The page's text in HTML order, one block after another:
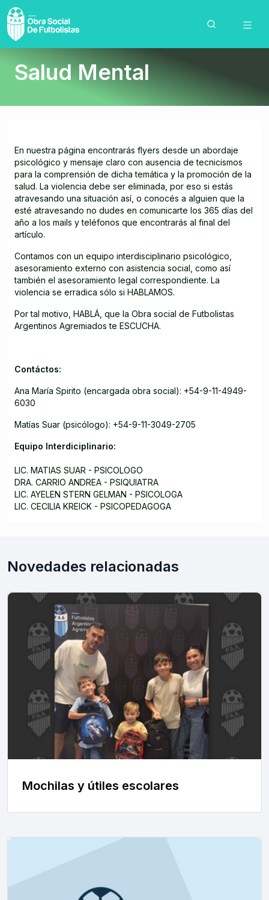
Salud Mental
En nuestra página encontrarás flyers desde un abordaje
psicológico y mensaje claro con ausencia de tecnicismos
para la comprensión de dicha temática y la promoción de la
salud. La violencia debe ser eliminada, por eso si estás
atravesando una situación así, o conocés a alguien que la
esté atravesando no dudes en comunicarte los 365 días del
año a los mails y teléfonos que encontrarás al final del
artículo.
Contamos con un equipo interdisciplinario psicológico,
asesoramiento externo con asistencia social, como así
también el asesoramiento legal correspondiente. La
violencia se erradica sólo si HABLAMOS.
Por tal motivo, HABLÁ, que la Obra social de Futbolistas
Argentinos Agremiados te ESCUCHA.
Contáctos:
Ana María Spirito (encargada obra social): +54-9-11-4949-
6030
Matías Suar (psicólogo): +54-9-11-3049-2705
Equipo Interdiciplinario:
LIC. MATIAS SUAR - PSICOLOGO
DRA. CARRIO ANDREA - PSIQUIATRA
LIC. AYELEN STERN GELMAN - PSICOLOGA
LIC. CECILIA KREICK - PSICOPEDAGOGA
Novedades relacionadas
Mochilas y útiles escolares